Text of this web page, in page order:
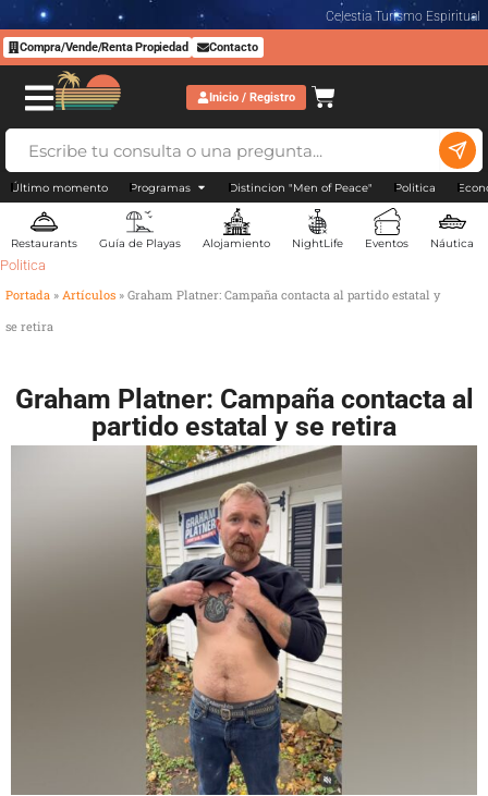
Celestia Turismo Espiritual
Compra/Vende/Renta Propiedad Contacto
Inicio / Registro
Último momento Programas Distincion "Men of Peace" Politica
Restaurants Guía de Playas Alojamiento NightLife Eventos Náutica
Politica
Portada » Artículos » Graham Platner: Campaña contacta al partido estatal y
se retira
Graham Platner: Campaña contacta al
partido estatal y se retira